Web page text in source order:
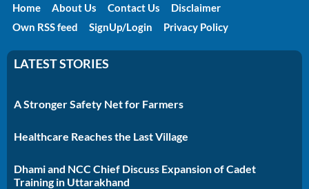
Home About Us Contact Us
Disclaimer
Own RSS feed
SignUp/Login Privacy Policy
LATEST STORIES
A Stronger Safety Net for Farmers
Healthcare Reaches the Last Village
Dhami and NCC Chief Discuss Expansion of Cadet
Training in Uttarakhand